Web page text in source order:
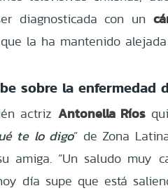
diagnosticada con un
la ha mantenido
sobre la enfermedad
actriz Antonella Ríos
te lo digo” de Zona
amiga. “Un saludo muy
día supe que está